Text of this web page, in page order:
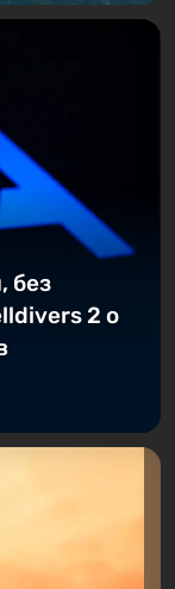
без
2 о